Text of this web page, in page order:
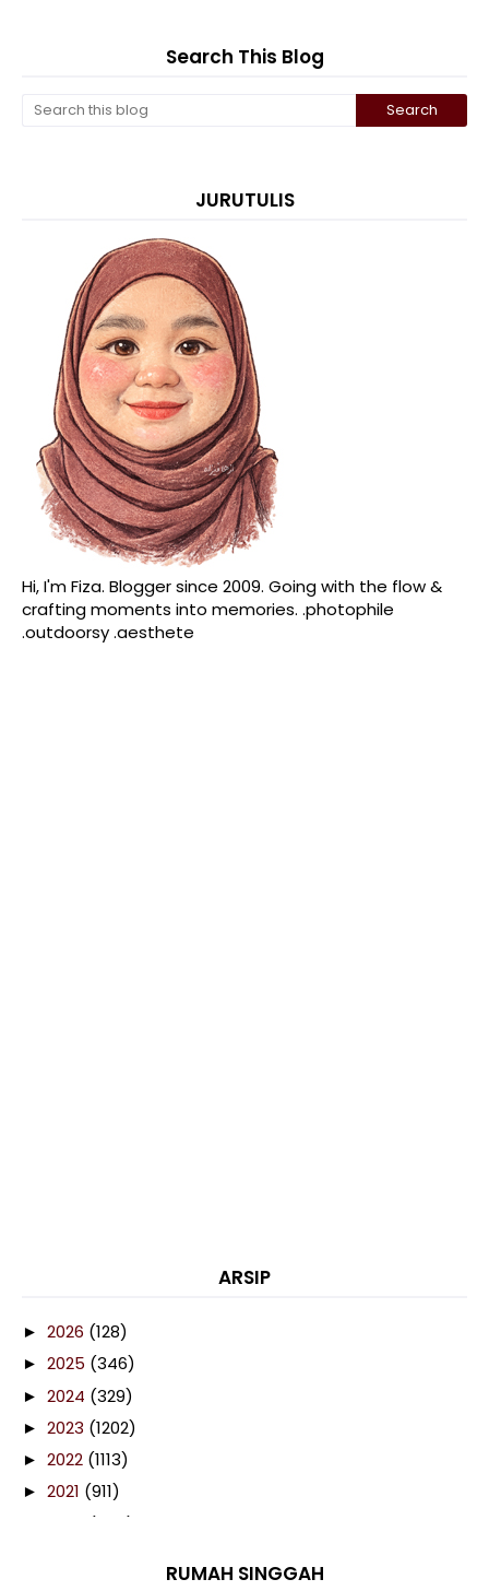
Search This Blog
JURUTULIS
Hi, I'm Fiza. Blogger since 2009. Going with the flow &
crafting moments into memories. .photophile
.outdoorsy .aesthete
ARSIP
► 2026 (128)
► 2025 (346)
► 2024 (329)
► 2023 (1202)
► 2022 (1113)
► 2021 (911)
(460)
(106)
RUMAH SINGGAH